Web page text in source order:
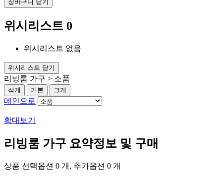
장바구니 닫기
위시리스트 0
위시리스트 없음
위시리스트 닫기
리빙룸 가구 > 소품
작게 기본 크게
메인으로
확대보기
리빙룸 가구 요약정보 및 구매
상품 선택옵션 0 개, 추가옵션 0 개